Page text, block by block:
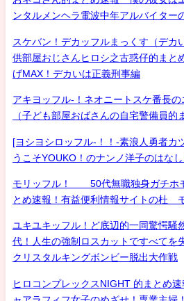
ンタルメンヘラ電波中年アルバイター
スケバン！デカッフルまっくす（デカ
供部屋おじさんヒロシ之古惑仔的まと
げMAX！デカいは正義刑事編
アキヨッフル-！ネオニートスケ番長の
（子ども部屋おばさんの自宅警備員的
[ヨシヨシロッフル-！！-素浪人勇者カ
うこそYOUKO！のナンノ洋子のはな
モリッフル！ 50代無職独身ガチホ
とめ速報！有益便利情報サイトの杜
ユキユキッフル！ど底辺的一同驚愕騒
代！人生の強制ロスカットですべてを
クリスタルキングボンビー脱出大作戦
ヒロコンプレックスNIGHT 的まとめ